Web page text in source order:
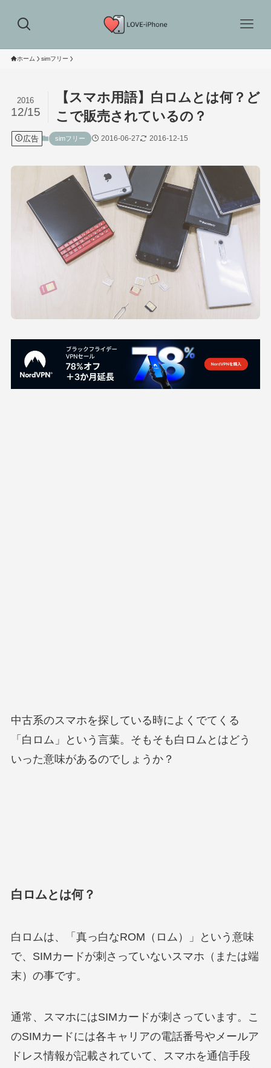
ホーム simフリー
【スマホ用語】白ロムとは何？ど
こで販売されているの？
2016
12/15
広告 simフリー 2016-06-27 2016-12-15
中古系のスマホを探している時によくでてくる
「白ロム」という言葉。そもそも白ロムとはどう
いった意味があるのでしょうか？
白ロムとは何？
白ロムは、「真っ白なROM（ロム）」という意味
で、SIMカードが刺さっていないスマホ（または端
末）の事です。
通常、スマホにはSIMカードが刺さっています。こ
のSIMカードには各キャリアの電話番号やメールア
ドレス情報が記載されていて、スマホを通信手段